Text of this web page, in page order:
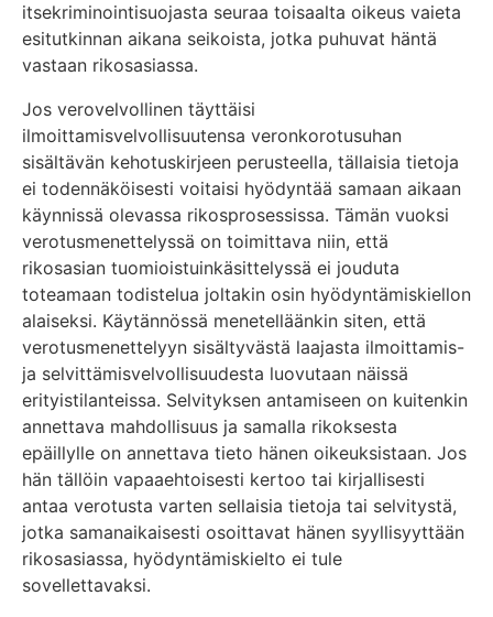
itsekriminointisuojasta seuraa toisaalta oikeus vaieta
esitutkinnan aikana seikoista, jotka puhuvat häntä
vastaan rikosasiassa.
Jos verovelvollinen täyttäisi
ilmoittamisvelvollisuutensa veronkorotusuhan
sisältävän kehotuskirjeen perusteella, tällaisia tietoja
ei todennäköisesti voitaisi hyödyntää samaan aikaan
käynnissä olevassa rikosprosessissa. Tämän vuoksi
verotusmenettelyssä on toimittava niin, että
rikosasian tuomioistuinkäsittelyssä ei jouduta
toteamaan todistelua joltakin osin hyödyntämiskiellon
alaiseksi. Käytännössä menetelläänkin siten, että
verotusmenettelyyn sisältyvästä laajasta ilmoittamis-
ja selvittämisvelvollisuudesta luovutaan näissä
erityistilanteissa. Selvityksen antamiseen on kuitenkin
annettava mahdollisuus ja samalla rikoksesta
epäillylle on annettava tieto hänen oikeuksistaan. Jos
hän tällöin vapaaehtoisesti kertoo tai kirjallisesti
antaa verotusta varten sellaisia tietoja tai selvitystä,
jotka samanaikaisesti osoittavat hänen syyllisyyttään
rikosasiassa, hyödyntämiskielto ei tule
sovellettavaksi.